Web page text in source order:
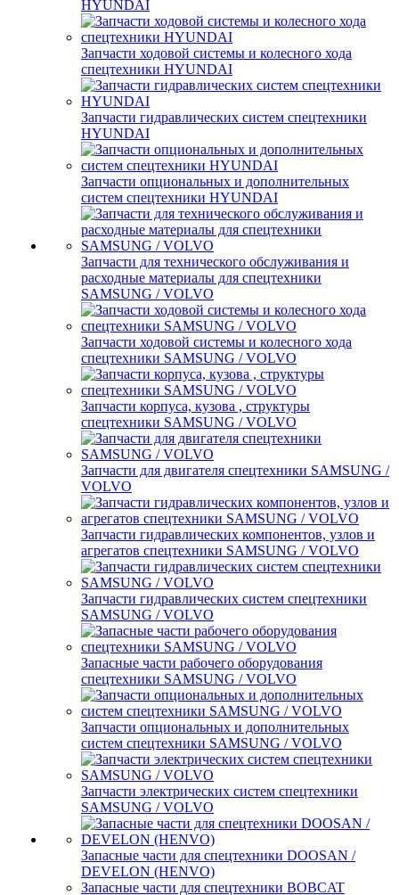
HYUNDAI
Запчасти ходовой системы и колесного хода
спецтехники HYUNDAI
Запчасти гидравлических систем спецтехники
HYUNDAI
Запчасти опциональных и дополнительных
систем спецтехники HYUNDAI
Запчасти для технического обслуживания и
расходные материалы для спецтехники
SAMSUNG / VOLVO
Запчасти ходовой системы и колесного хода
спецтехники SAMSUNG / VOLVO
Запчасти корпуса, кузова , структуры
спецтехники SAMSUNG / VOLVO
Запчасти для двигателя спецтехники SAMSUNG /
VOLVO
Запчасти гидравлических компонентов, узлов и
агрегатов спецтехники SAMSUNG / VOLVO
Запчасти гидравлических систем спецтехники
SAMSUNG / VOLVO
Запасные части рабочего оборудования
спецтехники SAMSUNG / VOLVO
Запчасти опциональных и дополнительных
систем спецтехники SAMSUNG / VOLVO
Запчасти электрических систем спецтехники
SAMSUNG / VOLVO
Запасные части для спецтехники DOOSAN /
DEVELON (HENVO)
Запасные части для спецтехники BOBCAT